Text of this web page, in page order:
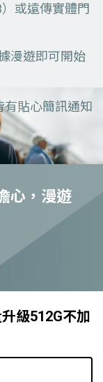
或遠傳實體門
漫遊即可開始
有貼心簡訊通知
心，漫遊
級512G不加